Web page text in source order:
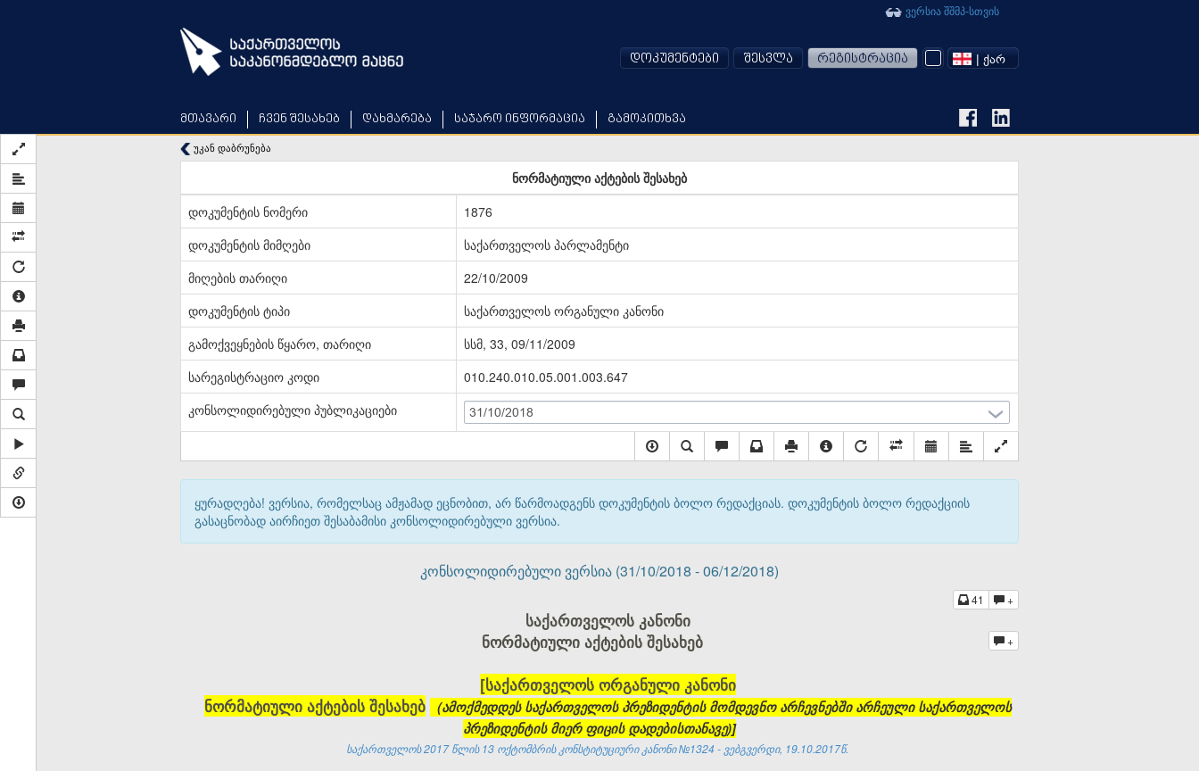
მთავარი ჩვენ შესახებ დახმარება საჯარო ინფორმაცია გამოკითხვა
ვერსია შშმპ-სთვის
დოკუმენტები შესვლა რეგისტრაცია | ᲥᲐᲠ
უკან დაბრუნება
ნორმატიული აქტების შესახებ
დოკუმენტის ნომერი
1876
დოკუმენტის მიმღები
საქართველოს პარლამენტი
მიღების თარიღი
22/10/2009
დოკუმენტის ტიპი
საქართველოს ორგანული კანონი
გამოქვეყნების წყარო, თარიღი
სსმ, 33, 09/11/2009
სარეგისტრაციო კოდი
010.240.010.05.001.003.647
კონსოლიდირებული პუბლიკაციები
31/10/2018
ყურადღება! ვერსია, რომელსაც ამჟამად ეცნობით, არ წარმოადგენს დოკუმენტის ბოლო რედაქციას. დოკუმენტის ბოლო რედაქციის
გასაცნობად აირჩიეთ შესაბამისი კონსოლიდირებული ვერსია.
კონსოლიდირებული ვერსია (31/10/2018 - 06/12/2018)
41 +
საქართველოს კანონი
ნორმატიული აქტების შესახებ
+
[საქართველოს ორგანული კანონი
ნორმატიული აქტების შესახებ
(ამოქმედდეს საქართველოს პრეზიდენტის მომდევნო არჩევნებში არჩეული საქართველოს
პრეზიდენტის მიერ ფიცის დადებისთანავე)]
საქართველოს 2017 წლის 13 ოქტომბრის კონსტიტუციური კანონი №1324 - ვებგვერდი, 19.10.2017წ.